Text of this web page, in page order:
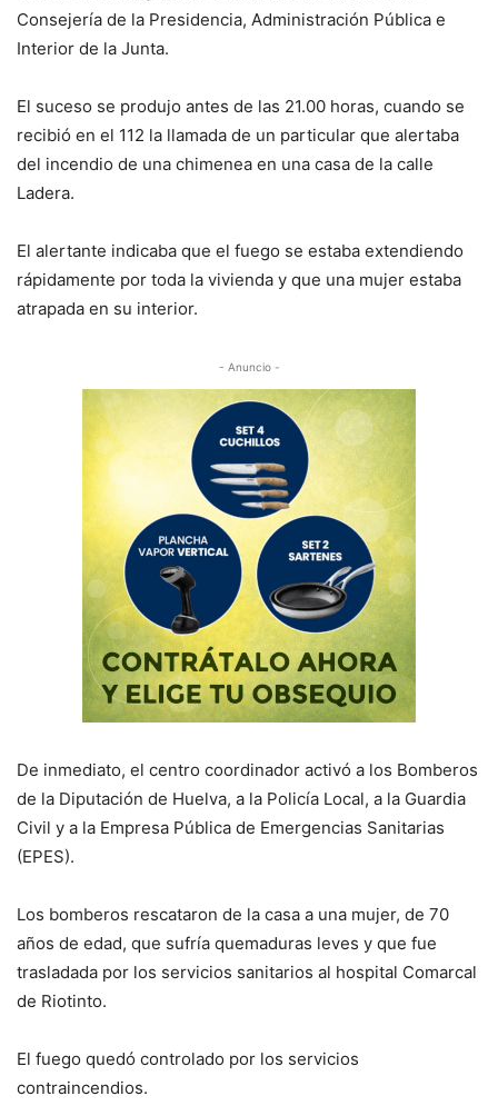
Consejería de la Presidencia, Administración Pública e
Interior de la Junta.
El suceso se produjo antes de las 21.00 horas, cuando se
recibió en el 112 la llamada de un particular que alertaba
del incendio de una chimenea en una casa de la calle
Ladera.
El alertante indicaba que el fuego se estaba extendiendo
rápidamente por toda la vivienda y que una mujer estaba
atrapada en su interior.
- Anuncio -
De inmediato, el centro coordinador activó a los Bomberos
de la Diputación de Huelva, a la Policía Local, a la Guardia
Civil y a la Empresa Pública de Emergencias Sanitarias
(EPES).
Los bomberos rescataron de la casa a una mujer, de 70
años de edad, que sufría quemaduras leves y que fue
trasladada por los servicios sanitarios al hospital Comarcal
de Riotinto.
El fuego quedó controlado por los servicios
contraincendios.